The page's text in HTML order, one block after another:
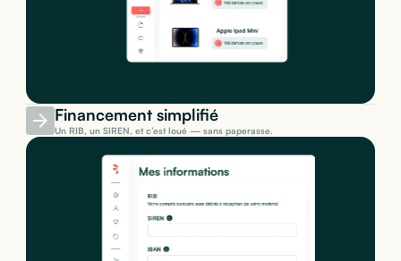
Financement simplifié
Un RIB, un SIREN, et c’est loué — sans paperasse.